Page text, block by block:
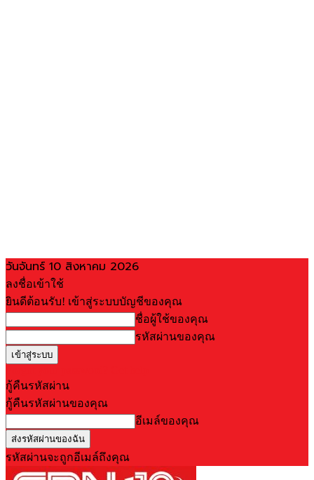
วันจันทร์ 10 สิงหาคม 2026
ลงชื่อเข้าใช้
ยินดีต้อนรับ! เข้าสู่ระบบบัญชีของคุณ
ชื่อผู้ใช้ของคุณ
รหัสผ่านของคุณ
กู้คืนรหัสผ่าน
กู้คืนรหัสผ่านของคุณ
อีเมล์ของคุณ
รหัสผ่านจะถูกอีเมล์ถึงคุณ